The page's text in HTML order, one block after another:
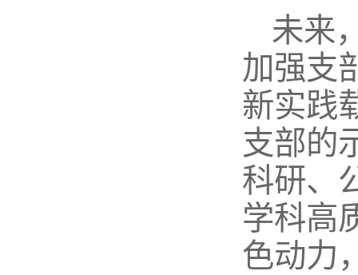
未来
加强支
新实践
支部的
科研、
学科高
色动力